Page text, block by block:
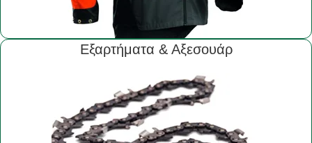
Εξαρτήματα & Αξεσουάρ